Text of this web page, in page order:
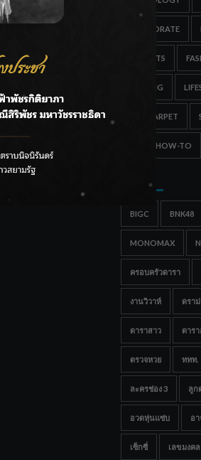
. รับมือฝนสิงหาคม
“รถไฟแห่งความหวัง”
ยงใหม่ แอร์พอร์ต
ยกระดับคุณภาพชีวิต
CORPORATE
ESPORTS
GAMING
RED CARPET
TIPS & HOW-TO
BIGC BNK48
MONOMAX
ครอบครัวดารา
งานวิวาห์ ดรา
ดาราสาว ดาร
ตรวจหวย ททท.
ละครช่อง 3 ลูก
อวดหุ่นแซ่บ อ
เซ็กซี่ เลขมงคล